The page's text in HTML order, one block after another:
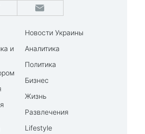
и
Новости Украины
Аналитика
Политика
Бизнес
Жизнь
Развлечения
Lifestyle